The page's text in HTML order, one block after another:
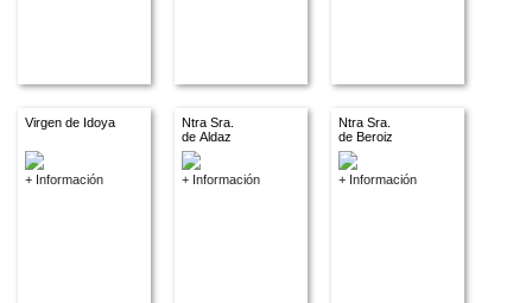
Virgen de Idoya
+ Información
Ntra Sra.
de Aldaz
+ Información
Ntra Sra.
de Beroiz
+ Información